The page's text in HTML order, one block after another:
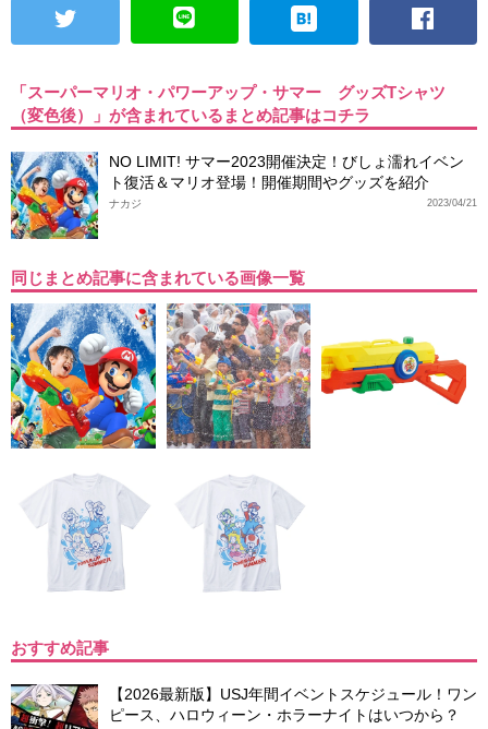
「スーパーマリオ・パワーアップ・サマー グッズTシャツ
（変色後）」が含まれているまとめ記事はコチラ
NO LIMIT! サマー2023開催決定！びしょ濡れイベン
ト復活＆マリオ登場！開催期間やグッズを紹介
2023/04/21
ナカジ
同じまとめ記事に含まれている画像一覧
おすすめ記事
【2026最新版】USJ年間イベントスケジュール！ワン
ピース、ハロウィーン・ホラーナイトはいつから？